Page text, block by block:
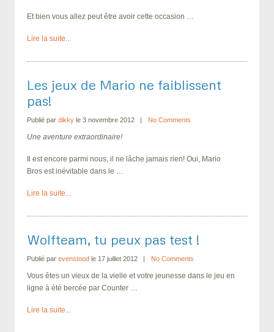
Et bien vous allez peut être avoir cette occasion …
Lire la suite...
Les jeux de Mario ne faiblissent
pas!
Publié par dikky le 3 novembre 2012 No Comments
Une aventure extraordinaire!
Il est encore parmi nous, il ne lâche jamais rien! Oui, Mario
Bros est inévitable dans le …
Lire la suite...
Wolfteam, tu peux pas test !
Publié par evenstood le 17 juillet 2012 No Comments
Vous êtes un vieux de la vielle et votre jeunesse dans le jeu en
ligne à été bercée par Counter …
Lire la suite...